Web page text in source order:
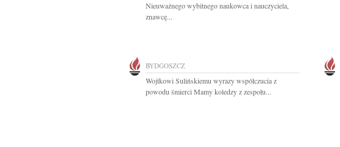
Nieuważnego wybitnego naukowca i nauczyciela,
znawcę...
BYDGOSZCZ
Wojtkowi Sulińskiemu wyrazy współczucia z
powodu śmierci Mamy koledzy z zespołu...